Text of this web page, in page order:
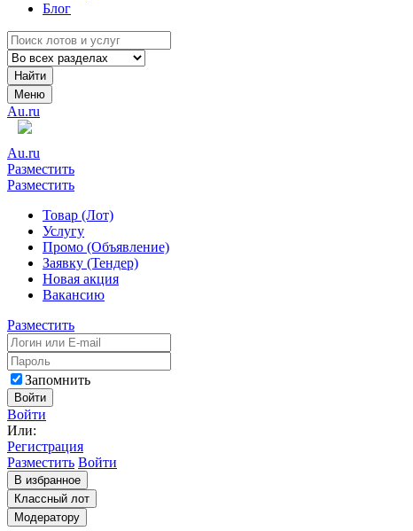
Блог
Найти
Меню
Au.ru
Au.ru
Разместить
Разместить
Товар (Лот)
Услугу
Промо (Объявление)
Заявку (Тендер)
Новая акция
Вакансию
Разместить
Запомнить
Войти
Войти
Или:
Регистрация
Разместить Войти
В избранное
Классный лот
Модератору